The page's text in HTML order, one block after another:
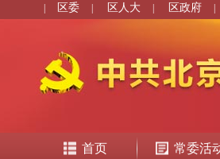
区委 区人大 区政府
首页 常委活